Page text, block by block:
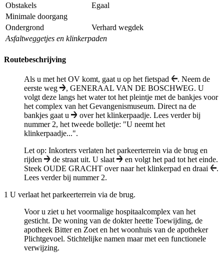
Obstakels
Egaal
Minimale doorgang
Ondergrond
Verhard wegdek
Asfaltweggetjes en klinkerpaden
Routebeschrijving
Als u met het OV komt, gaat u op het fietspad
. Neem de
eerste weg
, GENERAAL VAN DE BOSCHWEG. U
volgt deze langs het water tot het pleintje met de bankjes voor
het complex van het Gevangenismuseum. Direct na de
bankjes gaat u
over het klinkerpaadje. Lees verder bij
nummer 2, het tweede bolletje: "U neemt het
klinkerpaadje...".
Let op: Inkorters verlaten het parkeerterrein via de brug en
rijden
de straat uit. U slaat
en volgt het pad tot het einde.
Steek OUDE GRACHT over naar het klinkerpad en draai
.
Lees verder bij nummer 2.
1 U verlaat het parkeerterrein via de brug.
Voor u ziet u het voormalige hospitaalcomplex van het
gesticht. De woning van de dokter heette Toewijding, de
apotheek Bitter en Zoet en het woonhuis van de apotheker
Plichtgevoel. Stichtelijke namen maar met een functionele
verwijzing.